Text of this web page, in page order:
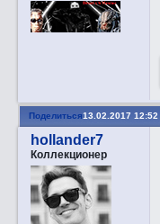
Поделиться13.02.2017 12:52
hollander7
Коллекционер